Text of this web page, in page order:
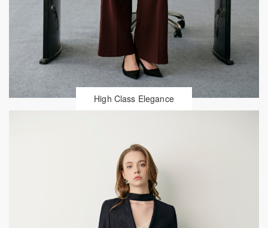
High Class Elegance